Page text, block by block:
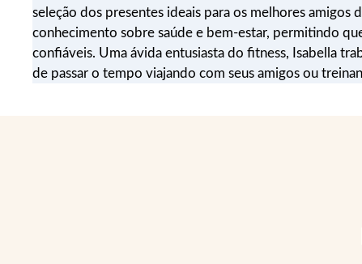
seleção dos presentes ideais para os melhores
conhecimento sobre saúde e bem-estar, permitindo
confiáveis. Uma ávida entusiasta do fitness, Isabella
de passar o tempo viajando com seus amigos ou